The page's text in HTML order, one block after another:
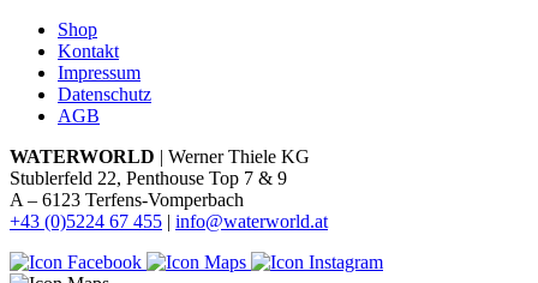
Shop
Kontakt
Impressum
Datenschutz
AGB
WATERWORLD | Werner Thiele KG
Stublerfeld 22, Penthouse Top 7 & 9
A – 6123 Terfens-Vomperbach
+43 (0)5224 67 455 | info@waterworld.at